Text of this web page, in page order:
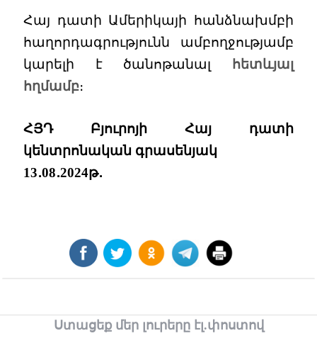
Հայ դատի Ամերիկայի հանձնախմբի
հաղորդագրությունն ամբողջությամբ
կարելի է ծանոթանալ հետևյալ
հղմամբ։
ՀՅԴ Բյուրոյի Հայ դատի
կենտրոնական գրասենյակ
13․08․2024թ․
Ստացեք մեր լուրերը էլ.փոստով